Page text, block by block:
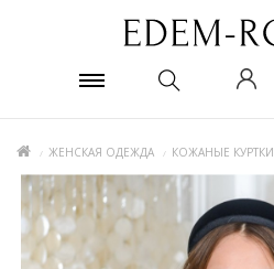
ЖЕНСКАЯ ОДЕЖДА КОЖАНЫЕ КУРТКИ